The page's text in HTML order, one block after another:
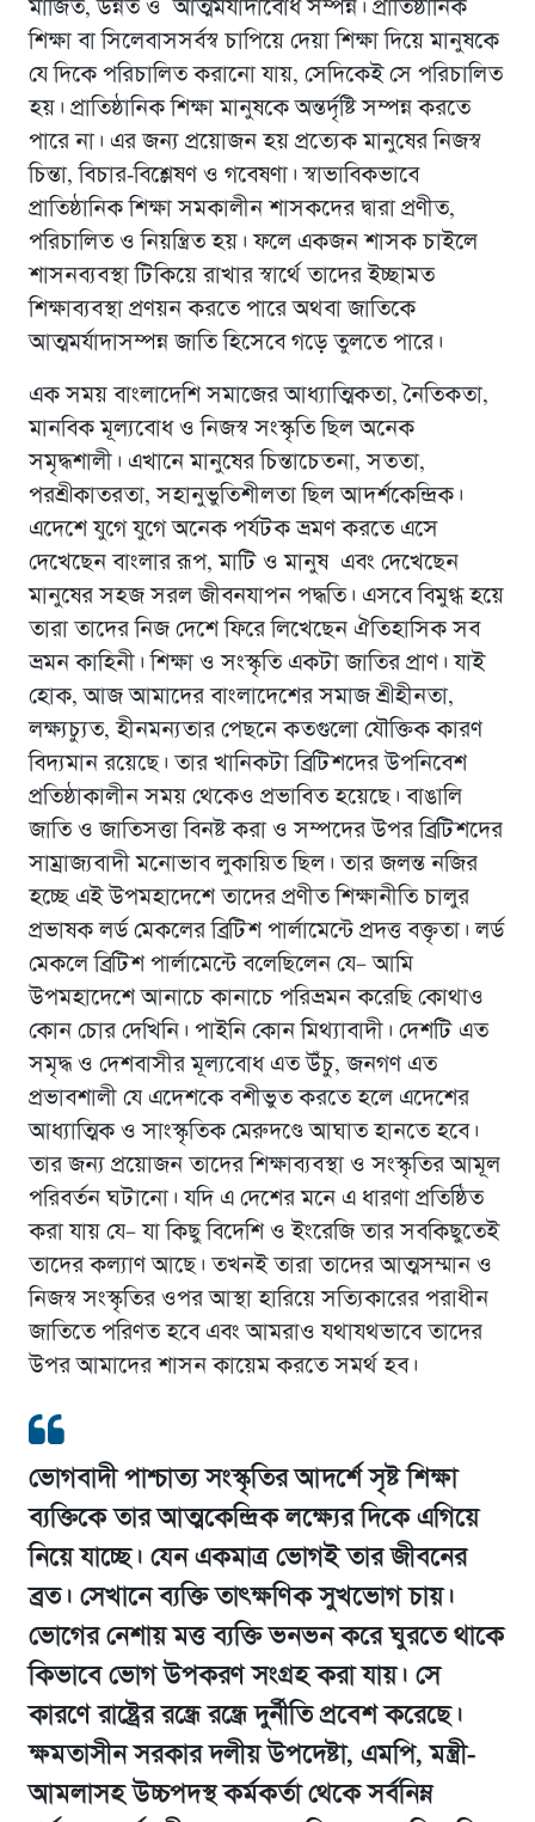
মার্জিত, উন্নত ও আত্মমর্যাদাবোধ সম্পন্ন। প্রাতিষ্ঠানিক
শিক্ষা বা সিলেবাসসর্বস্ব চাপিয়ে দেয়া শিক্ষা দিয়ে মানুষকে
যে দিকে পরিচালিত করানো যায়, সেদিকেই সে পরিচালিত
হয়। প্রাতিষ্ঠানিক শিক্ষা মানুষকে অন্তর্দৃষ্টি সম্পন্ন করতে
পারে না। এর জন্য প্রয়োজন হয় প্রত্যেক মানুষের নিজস্ব
চিন্তা, বিচার-বিশ্লেষণ ও গবেষণা। স্বাভাবিকভাবে
প্রাতিষ্ঠানিক শিক্ষা সমকালীন শাসকদের দ্বারা প্রণীত,
পরিচালিত ও নিয়ন্ত্রিত হয়। ফলে একজন শাসক চাইলে
শাসনব্যবস্থা টিকিয়ে রাখার স্বার্থে তাদের ইচ্ছামত
শিক্ষাব্যবস্থা প্রণয়ন করতে পারে অথবা জাতিকে
আত্মমর্যাদাসম্পন্ন জাতি হিসেবে গড়ে তুলতে পারে।
এক সময় বাংলাদেশি সমাজের আধ্যাত্মিকতা, নৈতিকতা,
মানবিক মূল্যবোধ ও নিজস্ব সংস্কৃতি ছিল অনেক
সমৃদ্ধশালী। এখানে মানুষের চিন্তাচেতনা, সততা,
পরশ্রীকাতরতা, সহানুভুতিশীলতা ছিল আদর্শকেন্দ্রিক।
এদেশে যুগে যুগে অনেক পর্যটক ভ্রমণ করতে এসে
দেখেছেন বাংলার রূপ, মাটি ও মানুষ এবং দেখেছেন
মানুষের সহজ সরল জীবনযাপন পদ্ধতি। এসবে বিমুগ্ধ হয়ে
তারা তাদের নিজ দেশে ফিরে লিখেছেন ঐতিহাসিক সব
ভ্রমন কাহিনী। শিক্ষা ও সংস্কৃতি একটা জাতির প্রাণ। যাই
হোক, আজ আমাদের বাংলাদেশের সমাজ শ্রীহীনতা,
লক্ষ্যচ্যুত, হীনমন্যতার পেছনে কতগুলো যৌক্তিক কারণ
বিদ্যমান রয়েছে। তার খানিকটা ব্রিটিশদের উপনিবেশ
প্রতিষ্ঠাকালীন সময় থেকেও প্রভাবিত হয়েছে। বাঙালি
জাতি ও জাতিসত্তা বিনষ্ট করা ও সম্পদের উপর ব্রিটিশদের
সাম্রাজ্যবাদী মনোভাব লুকায়িত ছিল। তার জলন্ত নজির
হচ্ছে এই উপমহাদেশে তাদের প্রণীত শিক্ষানীতি চালুর
প্রভাষক লর্ড মেকলের ব্রিটিশ পার্লামেন্টে প্রদত্ত বক্তৃতা। লর্ড
মেকলে ব্রিটিশ পার্লামেন্টে বলেছিলেন যে– আমি
উপমহাদেশে আনাচে কানাচে পরিভ্রমন করেছি কোথাও
কোন চোর দেখিনি। পাইনি কোন মিথ্যাবাদী। দেশটি এত
সমৃদ্ধ ও দেশবাসীর মূল্যবোধ এত উঁচু, জনগণ এত
প্রভাবশালী যে এদেশকে বশীভুত করতে হলে এদেশের
আধ্যাত্মিক ও সাংস্কৃতিক মেরুদণ্ডে আঘাত হানতে হবে।
তার জন্য প্রয়োজন তাদের শিক্ষাব্যবস্থা ও সংস্কৃতির আমূল
পরিবর্তন ঘটানো। যদি এ দেশের মনে এ ধারণা প্রতিষ্ঠিত
করা যায় যে– যা কিছু বিদেশি ও ইংরেজি তার সবকিছুতেই
তাদের কল্যাণ আছে। তখনই তারা তাদের আত্মসম্মান ও
নিজস্ব সংস্কৃতির ওপর আস্থা হারিয়ে সত্যিকারের পরাধীন
জাতিতে পরিণত হবে এবং আমরাও যথাযথভাবে তাদের
উপর আমাদের শাসন কায়েম করতে সমর্থ হব।
ভোগবাদী পাশ্চাত্য সংস্কৃতির আদর্শে সৃষ্ট শিক্ষা
ব্যক্তিকে তার আত্মকেন্দ্রিক লক্ষ্যের দিকে এগিয়ে
নিয়ে যাচ্ছে। যেন একমাত্র ভোগই তার জীবনের
ব্রত। সেখানে ব্যক্তি তাৎক্ষণিক সুখভোগ চায়।
ভোগের নেশায় মত্ত ব্যক্তি ভনভন করে ঘুরতে থাকে
কিভাবে ভোগ উপকরণ সংগ্রহ করা যায়। সে
কারণে রাষ্ট্রের রন্ধ্রে রন্ধ্রে দুর্নীতি প্রবেশ করেছে।
ক্ষমতাসীন সরকার দলীয় উপদেষ্টা, এমপি, মন্ত্রী-
আমলাসহ উচ্চপদস্থ কর্মকর্তা থেকে সর্বনিম্ন